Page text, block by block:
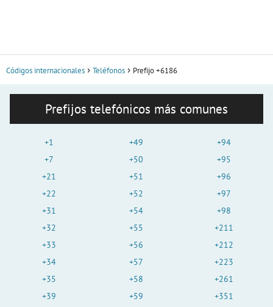
Códigos internacionales Teléfonos Prefijo +6186
Prefijos telefónicos más comunes
+1
+7
+21
+22
+31
+32
+33
+34
+35
+39
+49
+50
+51
+52
+54
+55
+56
+57
+58
+59
+94
+95
+96
+97
+98
+211
+212
+223
+261
+351